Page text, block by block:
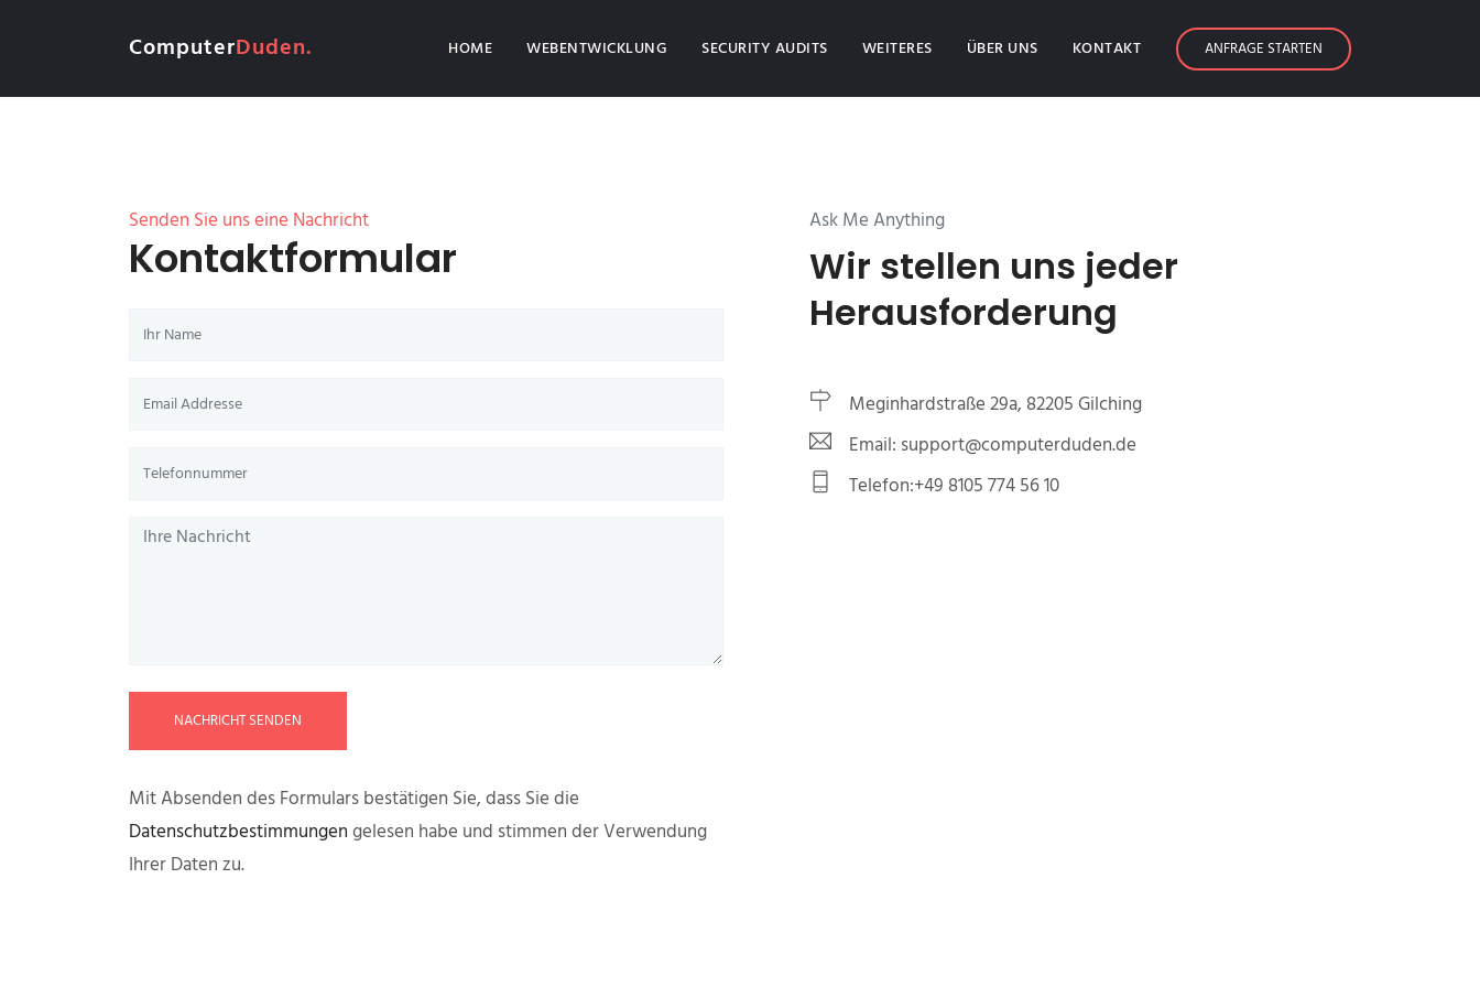
ComputerDuden. HOME(CURRENT)
WEBENTWICKLUNG SECURITY AUDITS WEITERES ÜBER UNS KONTAKT ANFRAGE STARTEN
Senden Sie uns eine Nachricht
Kontaktformular
NACHRICHT SENDEN
Mit Absenden des Formulars bestätigen Sie, dass Sie die
Datenschutzbestimmungengelesen habe und stimmen der Verwendung
Ihrer Daten zu.
Ask Me Anything
Wir stellen uns jeder
Herausforderung
Meginhardstraße 29a, 82205 Gilching
Email: support@computerduden.de
Telefon:+49 8105 774 56 10